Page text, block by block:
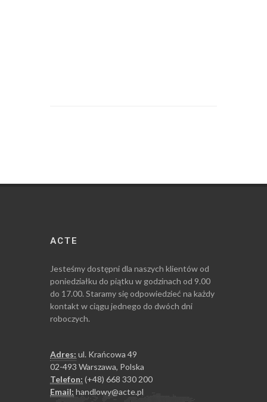
ACTE
Jesteśmy dostępni dla naszych klientów od
poniedziałku do piątku w godzinach od 9.00
do 17.00. Staramy się odpowiedzieć na każdy
kontakt w ciągu jednego do dwóch dni
roboczych.
Adres: ul. Krańcowa 49
02-493 Warszawa, Polska
Telefon: (+48) 668 330 200
Email: handlowy@acte.pl